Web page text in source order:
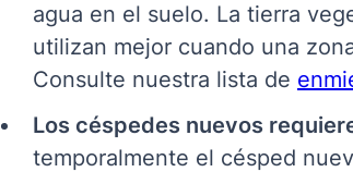
agua en el suelo. La tierra
utilizan mejor cuando una
Consulte nuestra lista de
Los céspedes nuevos
temporalmente el césped